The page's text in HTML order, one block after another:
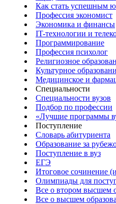
Как стать успешным
Профессия экономист
Экономика и финансы
IT-технологии и
Программирование
Профессия психолог
Религиозное
Культурное
Медицинское и
Специальности
Специальности вузов
Подбор по профессии
«Лучшие программы
Поступление
Словарь абитуриента
Образование за
Поступление в вуз
ЕГЭ
Итоговое сочинение
Олимпиады для
Все о втором высшем
Все о высшем